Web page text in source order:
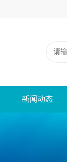
新闻动态